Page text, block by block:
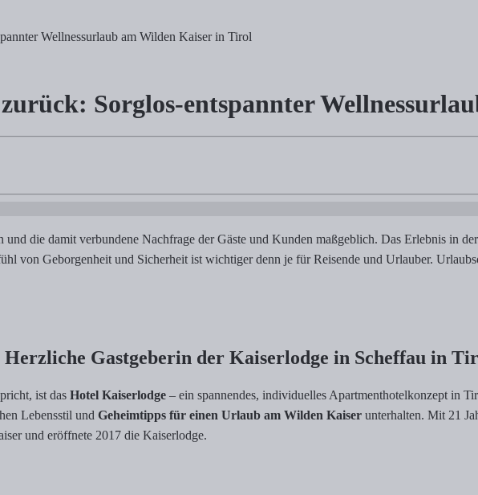
Wellnessurlaub am Wilden Kaiser in Tirol
Sorglos-entspannter
die damit verbundene Nachfrage der Gäste und Kunden maßgeblich. Das Erlebnis in
von Geborgenheit und Sicherheit ist wichtiger denn je für Reisende und Urlauber.
Gastgeberin der Kaiserlodge in Scheffau in
ist das Hotel Kaiserlodge – ein spannendes, individuelles Apartmenthotelkonzept in
Lebensstil und Geheimtipps für einen Urlaub am Wilden Kaiser unterhalten. Mit 21
und eröffnete 2017 die Kaiserlodge.